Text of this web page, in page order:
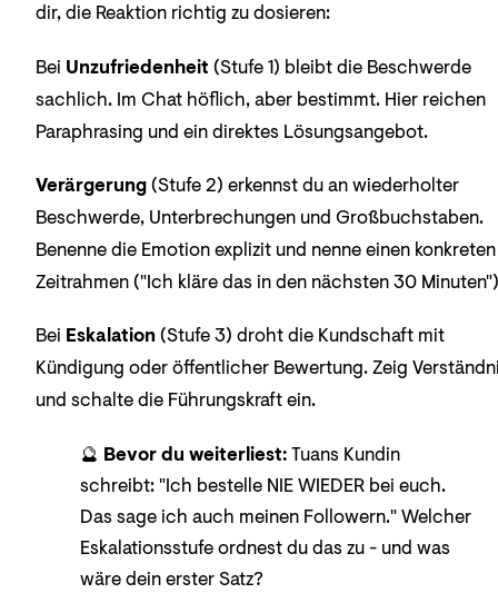
dir, die Reaktion richtig zu dosieren:
Bei Unzufriedenheit (Stufe 1) bleibt die Beschwerde
sachlich. Im Chat höflich, aber bestimmt. Hier reichen
Paraphrasing und ein direktes Lösungsangebot.
Verärgerung(Stufe 2) erkennst du an wiederholter
Beschwerde, Unterbrechungen und Großbuchstaben.
Benenne die Emotion explizit und nenne einen konkreten
Zeitrahmen ("Ich kläre das in den nächsten 30
Bei Eskalation (Stufe 3) droht die Kundschaft mit
Kündigung oder öffentlicher Bewertung. Zeig
und schalte die Führungskraft ein.
🔮 Bevor du weiterliest:Tuans Kundin
schreibt: "Ich bestelle NIE WIEDER bei euch.
Das sage ich auch meinen Followern." Welcher
Eskalationsstufe ordnest du das zu - und was
wäre dein erster Satz?